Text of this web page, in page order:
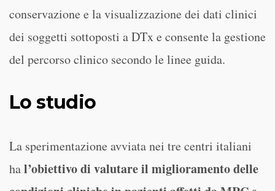
conservazione e la visualizzazione dei dati clinici
dei soggetti sottoposti a DTx e consente la gestione
del percorso clinico secondo le linee guida.
Lo studio
La sperimentazione avviata nei tre centri italiani
hal’obiettivo di valutare il miglioramento delle